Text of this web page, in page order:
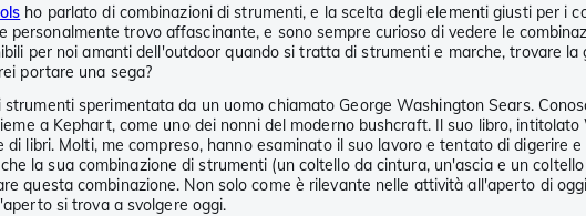
ho parlato di combinazioni di strumenti, e la scelta degli elementi giusti per i
trovo affascinante, e sono sempre curioso di vedere le
per noi amanti dell'outdoor quando si tratta di strumenti e marche, trovare
portare una sega?
sperimentata da un uomo chiamato George Washington Sears.
a Kephart, come uno dei nonni del moderno bushcraft. Il suo libro,
libri. Molti, me compreso, hanno esaminato il suo lavoro e tentato di
la sua combinazione di strumenti (un coltello da cintura, un'ascia e un
questa combinazione. Non solo come è rilevante nelle attività all'aperto di
si trova a svolgere oggi.